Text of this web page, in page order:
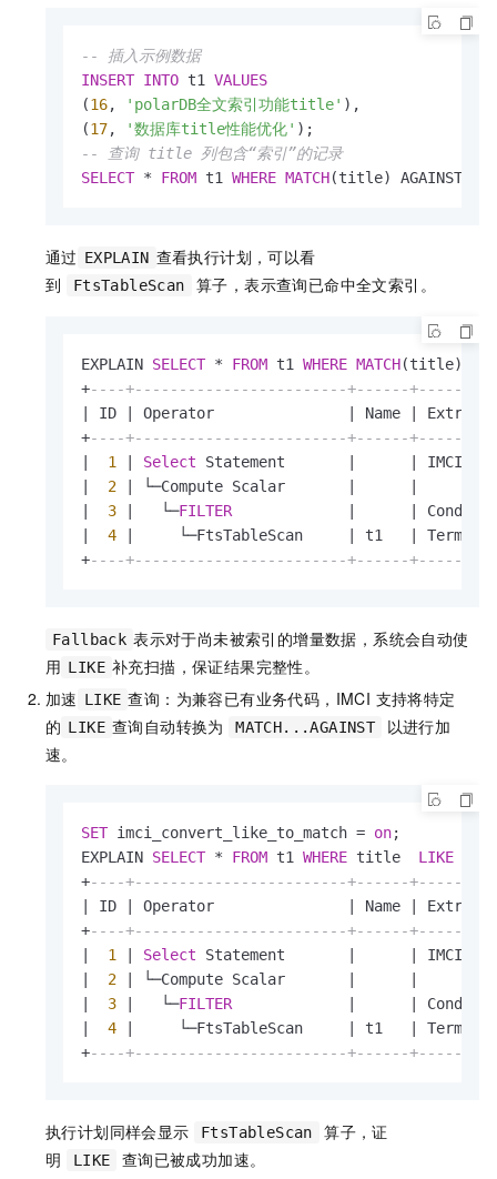
-- 插入示例数据
INSERT INTO t1 VALUES
(16, 'polarDB全文索引功能title' ),
(17, '数据库title性能优化'
-- 查询 title 列包含“索引”的记录
SELECT * FROM t1 WHERE MATCH(title)
通过 EXPLAIN 查看执行计划，可以看
到
FtsTableScan 算子，表示查询已命中全文索引。
EXPLAIN SELECT * FROM t1 WHERE MATCH(title)
+----+------------------------+------
ID Operator Name
+----+------------------------+------
1 Select Statement
IMCI
2 └─Compute Scalar
3
   └─
FILTER
Cond
4
     └─FtsTableScan
t1
Term
+----+------------------------+------
Fallback 表示对于尚未被索引的增量数据，系统会自动使
用 LIKE 补充扫描，保证结果完整性。
加速 LIKE 查询：为兼容已有业务代码，IMCI 支持将特定
的 LIKE 查询自动转换为 MATCH...AGAINST
以进行加
速。
SET imci_convert_like_to_match = on;
EXPLAIN SELECT * FROM t1 WHERE title LIKE
+----+------------------------+------
ID Operator Name
+----+------------------------+------
1 Select Statement
IMCI
2 └─Compute Scalar
3
   └─
FILTER
Cond
4
     └─FtsTableScan
t1
Term
+----+------------------------+------
执行计划同样会显示 FtsTableScan
算子，证
明
LIKE 查询已被成功加速。